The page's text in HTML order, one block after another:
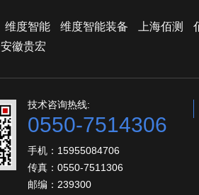
维度智能 维度智能装备 上海佰测
安徽贵宏
技术咨询热线:
0550-7514306
手机：15955084706
传真：0550-7511306
邮编：239300